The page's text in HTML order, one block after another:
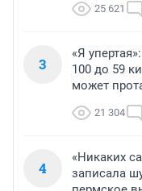
25 621
3
«Я
100 до 59
может
21 304
4
«Никаких
записала